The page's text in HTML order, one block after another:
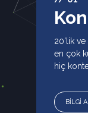
20'lik ve
en çok
hiç
BİLGİ